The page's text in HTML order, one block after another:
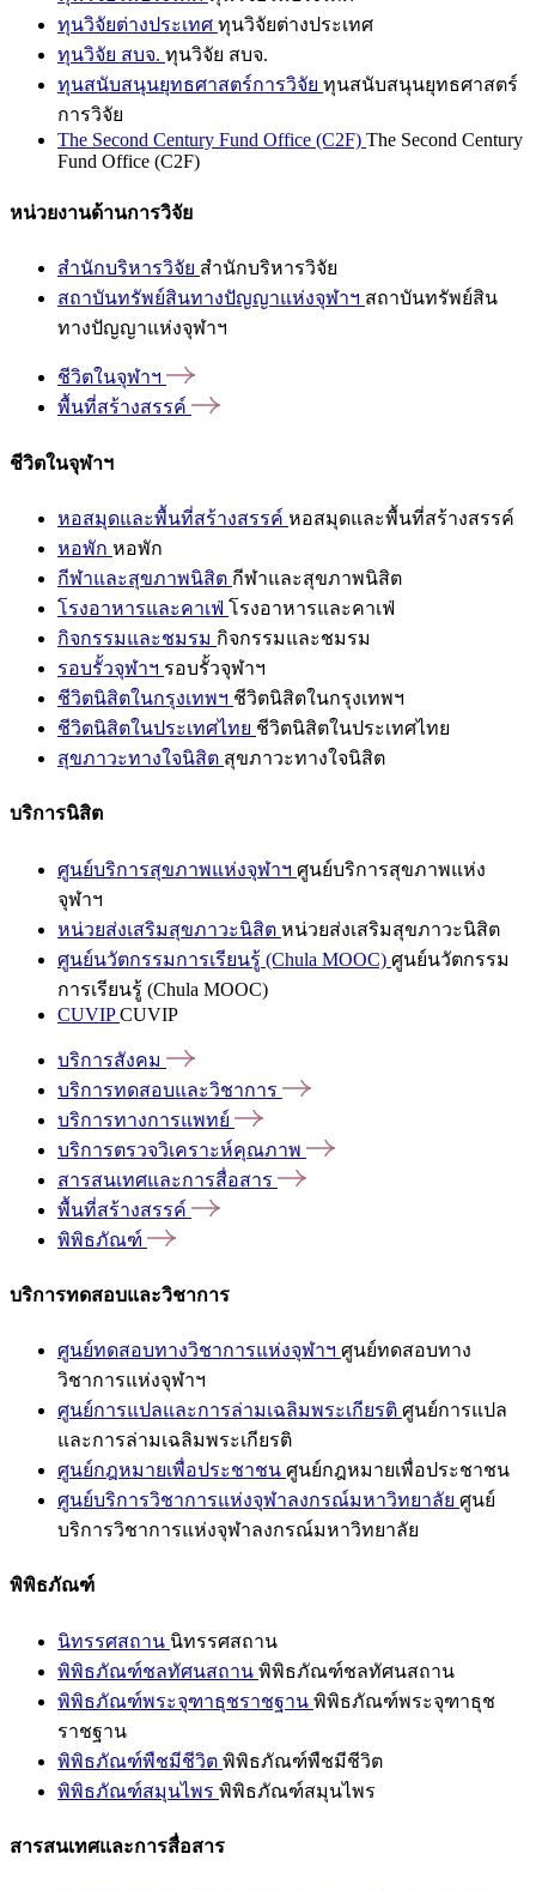
ทุนวิจัยต่างประเทศ ทุนวิจัยต่างประเทศ
ทุนวิจัย สบจ. ทุนวิจัย สบจ.
ทุนสนับสนุนยุทธศาสตร์การวิจัย ทุนสนับสนุนยุทธศาสตร์
การวิจัย
The Second Century Fund Office (C2F) The Second Century
Fund Office (C2F)
หน่วยงานด้านการวิจัย
สำนักบริหารวิจัย สำนักบริหารวิจัย
สถาบันทรัพย์สินทางปัญญาแห่งจุฬาฯ สถาบันทรัพย์สิน
ทางปัญญาแห่งจุฬาฯ
ชีวิตในจุฬาฯ
พื้นที่สร้างสรรค์
ชีวิตในจุฬาฯ
หอสมุดและพื้นที่สร้างสรรค์ หอสมุดและพื้นที่สร้างสรรค์
หอพัก หอพัก
กีฬาและสุขภาพนิสิต กีฬาและสุขภาพนิสิต
โรงอาหารและคาเฟ่ โรงอาหารและคาเฟ่
กิจกรรมและชมรม กิจกรรมและชมรม
รอบรั้วจุฬาฯ รอบรั้วจุฬาฯ
ชีวิตนิสิตในกรุงเทพฯ ชีวิตนิสิตในกรุงเทพฯ
ชีวิตนิสิตในประเทศไทย ชีวิตนิสิตในประเทศไทย
สุขภาวะทางใจนิสิต สุขภาวะทางใจนิสิต
บริการนิสิต
ศูนย์บริการสุขภาพแห่งจุฬาฯ ศูนย์บริการสุขภาพแห่ง
จุฬาฯ
หน่วยส่งเสริมสุขภาวะนิสิต หน่วยส่งเสริมสุขภาวะนิสิต
ศูนย์นวัตกรรมการเรียนรู้ (Chula MOOC) ศูนย์นวัตกรรม
การเรียนรู้ (Chula MOOC)
CUVIPCUVIP
บริการสังคม
บริการทดสอบและวิชาการ
บริการทางการแพทย์
บริการตรวจวิเคราะห์คุณภาพ
สารสนเทศและการสื่อสาร
พื้นที่สร้างสรรค์
พิพิธภัณฑ์
บริการทดสอบและวิชาการ
ศูนย์ทดสอบทางวิชาการแห่งจุฬาฯ ศูนย์ทดสอบทาง
วิชาการแห่งจุฬาฯ
ศูนย์การแปลและการล่ามเฉลิมพระเกียรติ ศูนย์การแปล
และการล่ามเฉลิมพระเกียรติ
ศูนย์กฎหมายเพื่อประชาชน ศูนย์กฎหมายเพื่อประชาชน
ศูนย์บริการวิชาการแห่งจุฬาลงกรณ์มหาวิทยาลัย ศูนย์
บริการวิชาการแห่งจุฬาลงกรณ์มหาวิทยาลัย
พิพิธภัณฑ์
นิทรรศสถาน นิทรรศสถาน
พิพิธภัณฑ์ชลทัศนสถาน พิพิธภัณฑ์ชลทัศนสถาน
พิพิธภัณฑ์พระจุฑาธุชราชฐาน พิพิธภัณฑ์พระจุฑาธุช
ราชฐาน
พิพิธภัณฑ์พืชมีชีวิต พิพิธภัณฑ์พืชมีชีวิต
พิพิธภัณฑ์สมุนไพร พิพิธภัณฑ์สมุนไพร
สารสนเทศและการสื่อสาร